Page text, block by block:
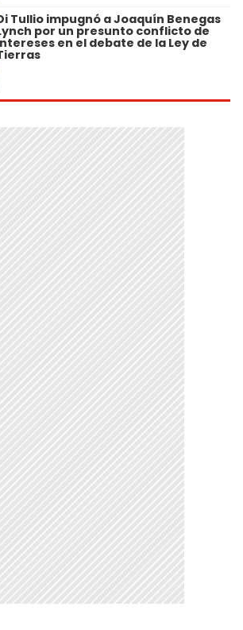
Tullio impugnó a Joaquín Benegas
por un presunto conflicto de
en el debate de la Ley de